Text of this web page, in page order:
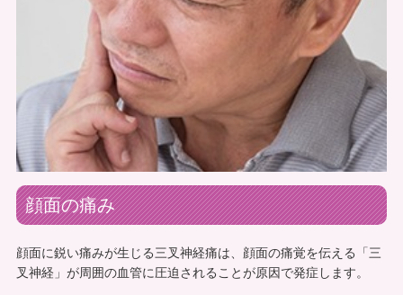
顔面の痛み
顔面に鋭い痛みが生じる三叉神経痛は、顔面の痛覚を伝える「三
叉神経」が周囲の血管に圧迫されることが原因で発症します。